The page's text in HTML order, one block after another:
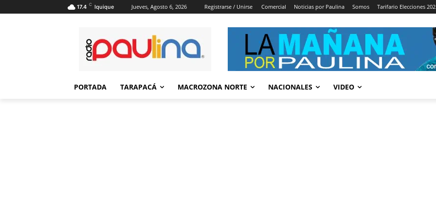
17.4 C Iquique Jueves, Agosto 6, 2026 Registrarse / Unirse Comercial Noticias por Paulina Somos Tarifario Elecciones
PORTADA TARAPACÁ MACROZONA NORTE NACIONALES VIDEO